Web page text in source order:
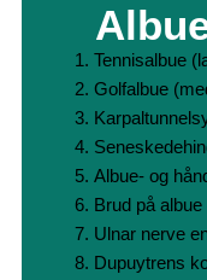
Tennisalbue
Golfalbue
Albue- og
Brud på
Ulnar nerve
Dupuytrens